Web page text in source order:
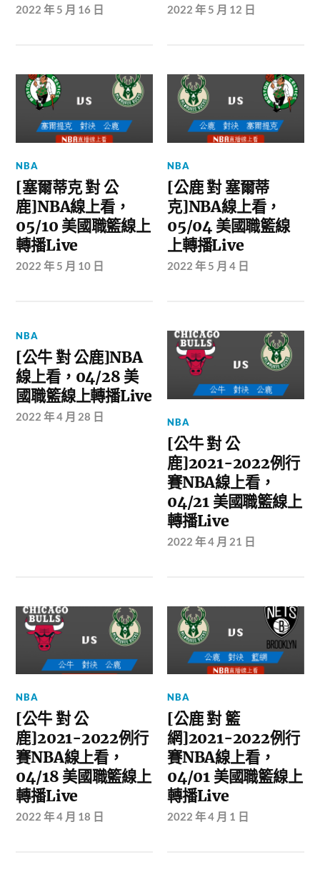
2022 年 5 月 16 日 2022 年 5 月 12 日
NBA
[塞爾蒂克 對 公
鹿]NBA線上看，
05/10 美國職籃線上
轉播Live
2022 年 5 月 10 日
NBA
[公鹿 對 塞爾蒂
克]NBA線上看，
05/04 美國職籃線
上轉播Live
2022 年 5 月 4 日
NBA
[公牛 對 公鹿]NBA
線上看，04/28 美
國職籃線上轉播Live
2022 年 4 月 28 日 NBA
[公牛 對 公
鹿]2021-2022例行
賽NBA線上看，
04/21 美國職籃線上
轉播Live
2022 年 4 月 21 日
NBA
[公牛 對 公
鹿]2021-2022例行
賽NBA線上看，
04/18 美國職籃線上
轉播Live
2022 年 4 月 18 日
NBA
[公鹿 對 籃
網]2021-2022例行
賽NBA線上看，
04/01 美國職籃線上
轉播Live
2022 年 4 月 1 日